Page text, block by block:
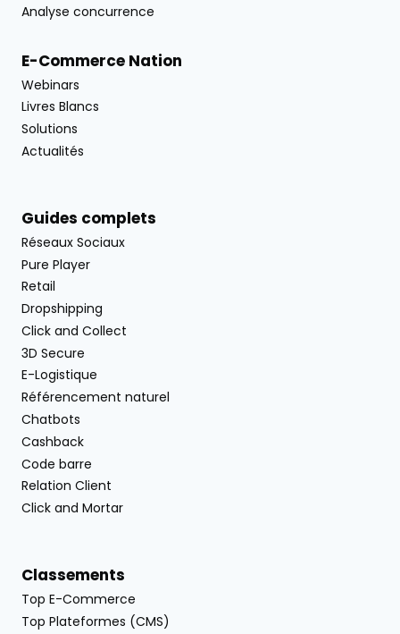
Analyse concurrence
E-Commerce Nation
Webinars
Livres Blancs
Solutions
Actualités
Guides complets
Réseaux Sociaux
Pure Player
Retail
Dropshipping
Click and Collect
3D Secure
E-Logistique
Référencement naturel
Chatbots
Cashback
Code barre
Relation Client
Click and Mortar
Classements
Top E-Commerce
Top Plateformes (CMS)